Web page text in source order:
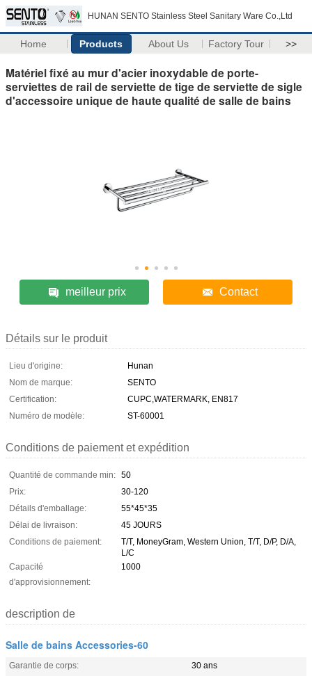
HUNAN SENTO Stainless Steel Sanitary Ware Co.,Ltd
Home Products About Us Factory Tour >>
Matériel fixé au mur d'acier inoxydable de porte-
serviettes de rail de serviette de tige de serviette de sigle
d'accessoire unique de haute qualité de salle de bains
meilleur prix Contact
Détails sur le produit
Lieu d'origine:
Hunan
Nom de marque:
SENTO
Certification:
CUPC,WATERMARK, EN817
Numéro de modèle:
ST-60001
Conditions de paiement et expédition
Quantité de commande min: 50
Prix:
30-120
Détails d'emballage:
55*45*35
Délai de livraison:
45 JOURS
Conditions de paiement:
T/T, MoneyGram, Western Union, T/T, D/P, D/A,
L/C
Capacité
d'approvisionnement:
1000
description de
Salle de bains Accessories-60
Garantie de corps:
30 ans